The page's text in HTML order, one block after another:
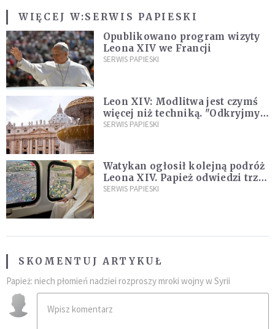
WIĘCEJ W:SERWIS PAPIESKI
Opublikowano program wizyty
Leona XIV we Francji
SERWIS PAPIESKI
Leon XIV: Modlitwa jest czymś
więcej niż techniką. "Odkryjmy
ją na nowo"
SERWIS PAPIESKI
Watykan ogłosił kolejną podróż
Leona XIV. Papież odwiedzi trzy
kraje Ameryki Południowej
SERWIS PAPIESKI
SKOMENTUJ ARTYKUŁ
Papież: niech płomień nadziei rozproszy mroki wojny w Syrii